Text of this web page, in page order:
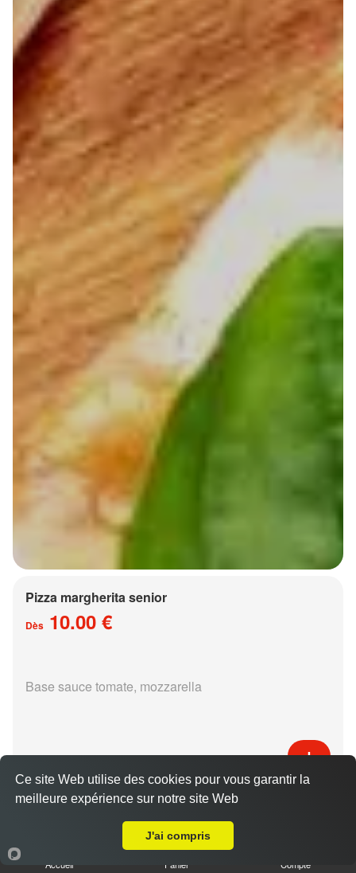
Pizza margherita senior
Dès 10.00 €
Base sauce tomate, mozzarella
Pizza régina senior
Accueil Panier Compte
Ce site Web utilise des cookies pour vous garantir la
meilleure expérience sur notre site Web
J'ai compris